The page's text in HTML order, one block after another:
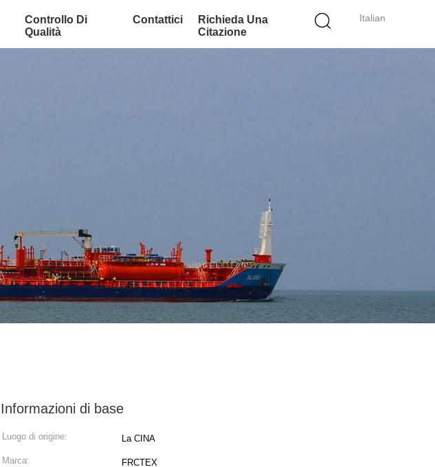
Italian
Controllo Di
Qualità
Contattici
Richieda Una
Citazione
Informazioni di base
Luogo di origine: La CINA
Marca: FRCTEX